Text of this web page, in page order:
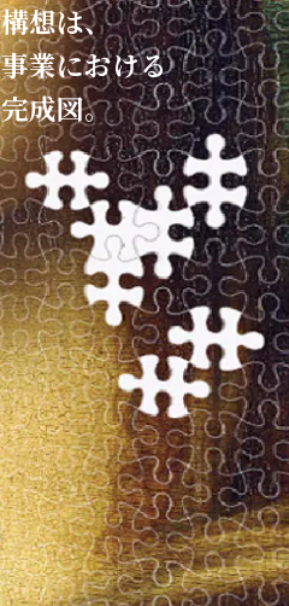
構想は、​
事業における​
完成図。​